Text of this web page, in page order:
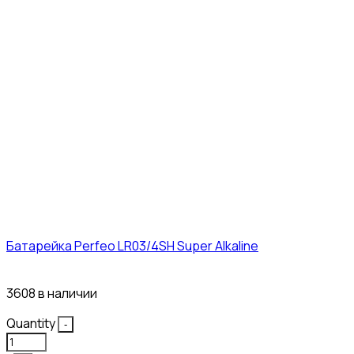
Батарейка Perfeo LR03/4SH Super Alkaline
3608 в наличии
Quantity
-